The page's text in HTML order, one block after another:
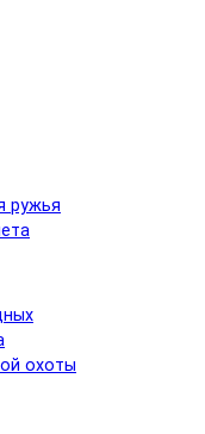
ружья
охоты